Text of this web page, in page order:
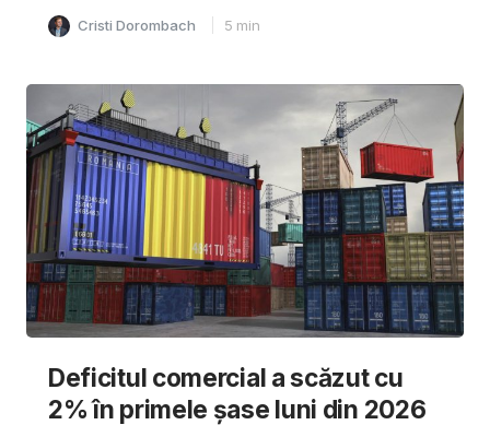
Cristi Dorombach 5 min
Deficitul comercial a scăzut cu
2% în primele șase luni din 2026